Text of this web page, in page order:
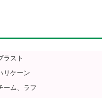
ラスト
リケーン
ーム、ラフ